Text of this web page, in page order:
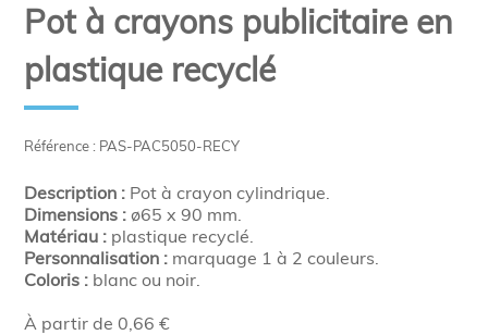
Référence : PAS-PAC5050-RECY
À partir de 0,66 €
Pot à crayons publicitaire en
plastique recyclé
Description : Pot à crayon cylindrique.
Dimensions : ø65 x 90 mm.
Matériau : plastique recyclé.
Personnalisation : marquage 1 à 2 couleurs.
Coloris : blanc ou noir.